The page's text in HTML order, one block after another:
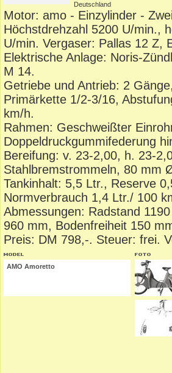
Deutschland
Motor: amo - Einzylinder -
Höchstdrehzahl 5200 U/min.,
U/min. Vergaser: Pallas 12 Z,
Elektrische Anlage: Noris-
M 14.
Getriebe und Antrieb: 2
Primärkette 1/2-3/16,
km/h.
Rahmen: Geschweißter
Doppeldruckgummifederung
Bereifung: v. 23-2,00, h. 23-
Stahlbremstrommeln, 80 mm
Tankinhalt: 5,5 Ltr., Reserve
Normverbrauch 1,4 Ltr./ 100
Abmessungen: Radstand
960 mm, Bodenfreiheit 150
Preis: DM 798,-. Steuer: frei.
AMO Amoretto